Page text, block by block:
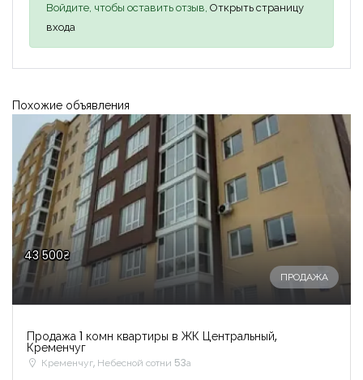
Войдите, чтобы оставить отзыв, Открыть страницу
входа
Похожие объявления
43 500₴
ПРОДАЖА
Продажа 1 комн квартиры в ЖК Центральный,
Кременчуг
Кременчуг, Небесной сотни 53а